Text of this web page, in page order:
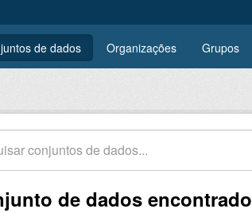
de dados Organizações Grupos
de dados encontrado